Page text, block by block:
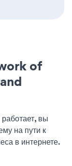
of
вы
на пути к
в интернете.